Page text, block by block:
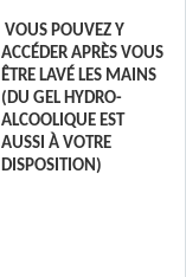
VOUS POUVEZ Y
ACCÉDER APRÈS VOUS
ÊTRE LAVÉ LES MAINS
(DU GEL HYDRO-
ALCOOLIQUE EST
AUSSI À VOTRE
DISPOSITION)